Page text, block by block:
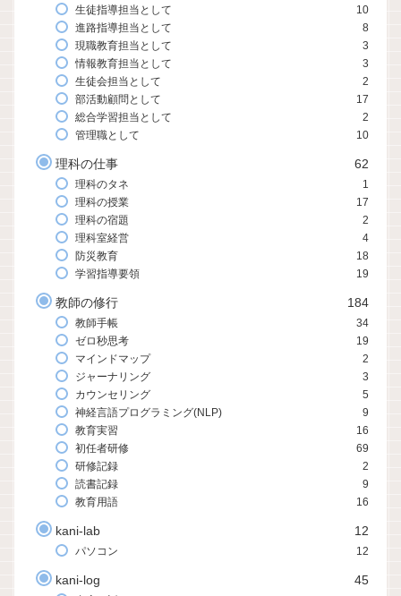
生徒指導担当として
10
進路指導担当として
8
現職教育担当として
3
情報教育担当として
3
生徒会担当として
2
部活動顧問として
17
総合学習担当として
2
管理職として
10
理科の仕事 62
理科のタネ
1
理科の授業
17
理科の宿題
2
理科室経営
4
防災教育
18
学習指導要領
19
教師の修行 184
教師手帳
34
ゼロ秒思考
19
マインドマップ
2
ジャーナリング
3
カウンセリング
5
神経言語プログラミング(NLP)
9
教育実習
16
初任者研修
69
研修記録
2
読書記録
9
教育用語
16
kani-lab 12
パソコン 12
kani-log 45